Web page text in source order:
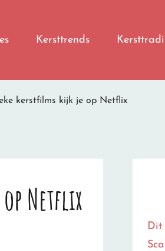
Kersttrends
kerstfilms kijk je op Netflix
Netflix
Dit